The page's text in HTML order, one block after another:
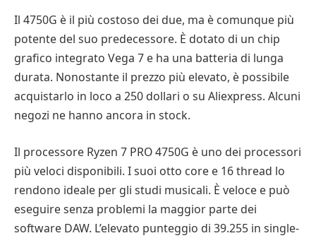
Il 4750G è il più costoso dei due, ma è comunque più
potente del suo predecessore. È dotato di un chip
grafico integrato Vega 7 e ha una batteria di lunga
durata. Nonostante il prezzo più elevato, è possibile
acquistarlo in loco a 250 dollari o su Aliexpress. Alcuni
negozi ne hanno ancora in stock.
Il processore Ryzen 7 PRO 4750G è uno dei processori
più veloci disponibili. I suoi otto core e 16 thread lo
rendono ideale per gli studi musicali. È veloce e può
eseguire senza problemi la maggior parte dei
software DAW. L’elevato punteggio di 39.255 in single-